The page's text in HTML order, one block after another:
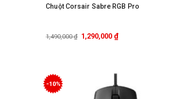
Chuột Corsair Sabre RGB Pro
1,490,000₫ 1,290,000₫
-10%